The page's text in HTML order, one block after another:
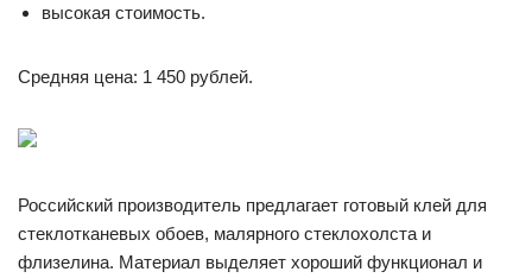
высокая стоимость.
Средняя цена: 1 450 рублей.
Российский производитель предлагает готовый клей для
стеклотканевых обоев, малярного стеклохолста и
флизелина. Материал выделяет хороший функционал и